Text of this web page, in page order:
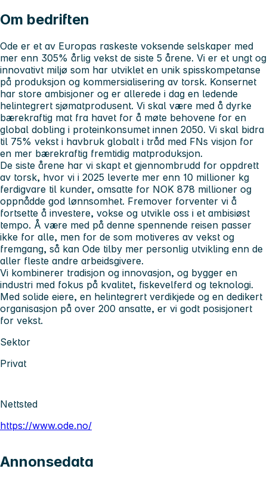
Om bedriften
Ode er et av Europas raskeste voksende selskaper med
mer enn 305% årlig vekst de siste 5 årene. Vi er et ungt og
innovativt miljø som har utviklet en unik spisskompetanse
på produksjon og kommersialisering av torsk. Konsernet
har store ambisjoner og er allerede i dag en ledende
helintegrert sjømatprodusent. Vi skal være med å dyrke
bærekraftig mat fra havet for å møte behovene for en
global dobling i proteinkonsumet innen 2050. Vi skal bidra
til 75% vekst i havbruk globalt i tråd med FNs visjon for
en mer bærekraftig fremtidig matproduksjon.
De siste årene har vi skapt et gjennombrudd for oppdrett
av torsk, hvor vi i 2025 leverte mer enn 10 millioner kg
ferdigvare til kunder, omsatte for NOK 878 millioner og
oppnådde god lønnsomhet. Fremover forventer vi å
fortsette å investere, vokse og utvikle oss i et ambisiøst
tempo. Å være med på denne spennende reisen passer
ikke for alle, men for de som motiveres av vekst og
fremgang, så kan Ode tilby mer personlig utvikling enn de
aller fleste andre arbeidsgivere.
Vi kombinerer tradisjon og innovasjon, og bygger en
industri med fokus på kvalitet, fiskevelferd og teknologi.
Med solide eiere, en helintegrert verdikjede og en dedikert
organisasjon på over 200 ansatte, er vi godt posisjonert
for vekst.
Sektor
Privat
Nettsted
https://www.ode.no/
Annonsedata